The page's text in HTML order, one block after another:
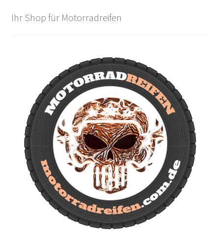
Ihr Shop für Motorradreifen